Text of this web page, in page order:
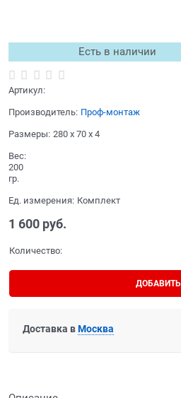
Есть в наличии
Артикул:
Производитель: Проф-монтаж
Размеры: 280 x 70 x 4
Вес:
200
гр.
Ед. измерения: Комплект
1 600 руб.
Количество:
ДОБАВИТЬ
Доставка вМосква